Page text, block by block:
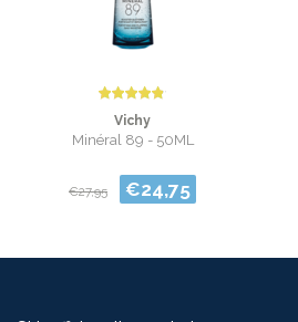
Vichy
Minéral 89 - 50ML
€27,95 €24,75